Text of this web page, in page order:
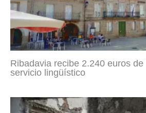
Ribadavia recibe 2.240 euros
servicio lingüístico